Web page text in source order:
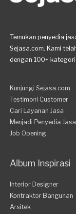
Temukan penyedia
Sejasa.com. Kami
dengan 100+
Kunjungi Sejasa.com
Testimoni Customer
Cari Layanan Jasa
Menjadi Penyedia Jasa
Job Opening
Album Inspirasi
Interior Designer
Kontraktor Bangunan
Arsitek